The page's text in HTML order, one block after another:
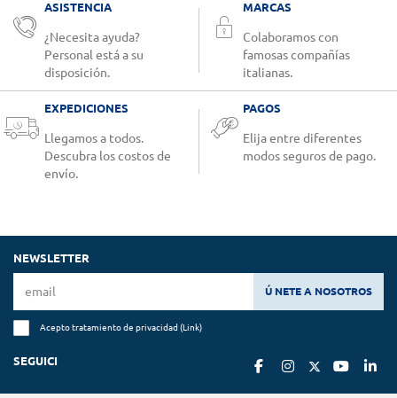
ASISTENCIA
¿Necesita ayuda?
Personal está a su
disposición.
MARCAS
Colaboramos con
famosas compañías
italianas.
EXPEDICIONES
Llegamos a todos.
Descubra los costos de
envío.
PAGOS
Elija entre diferentes
modos seguros de pago.
NEWSLETTER
Ú NETE A NOSOTROS
Acepto tratamiento de privacidad (Link)
SEGUICI